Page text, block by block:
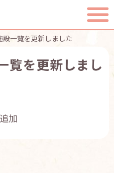
とは
設一覧を更新しました
覧を更新しまし
加